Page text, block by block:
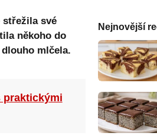
střežila své
někoho do
mlčela.
praktickými
Nejnovější